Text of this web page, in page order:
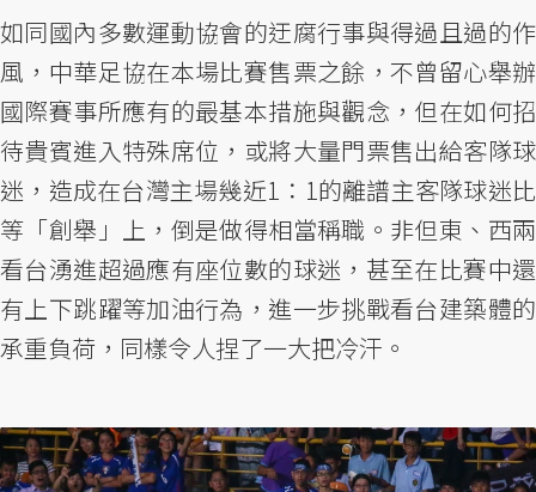
如同國內多數運動協會的迂腐行事與得過且過的作
風，中華足協在本場比賽售票之餘，不曾留心舉辦
國際賽事所應有的最基本措施與觀念，但在如何招
待貴賓進入特殊席位，或將大量門票售出給客隊球
迷，造成在台灣主場幾近1：1的離譜主客隊球迷比
等「創舉」上，倒是做得相當稱職。非但東、西兩
看台湧進超過應有座位數的球迷，甚至在比賽中還
有上下跳躍等加油行為，進一步挑戰看台建築體的
承重負荷，同樣令人捏了一大把冷汗。